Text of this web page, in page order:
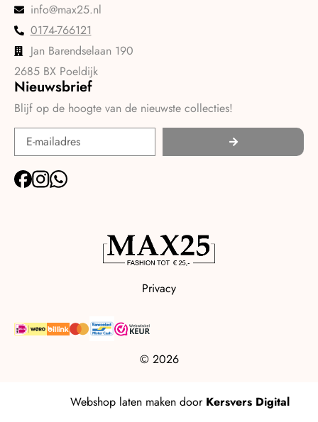
info@max25.nl
0174-766121
Jan Barendselaan 190
2685 BX Poeldijk
Nieuwsbrief
Blijf op de hoogte van de nieuwste collecties!
Privacy
© 2026
Webshop laten maken door Kersvers Digital